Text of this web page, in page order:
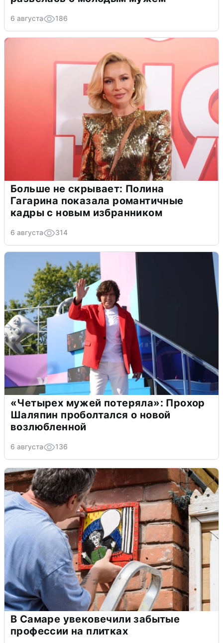
6 августа 186
Больше не скрывает: Полина
Гагарина показала романтичные
кадры с новым избранником
6 августа 314
«Четырех мужей потеряла»: Прохор
Шаляпин проболтался о новой
возлюбленной
6 августа 136
В Самаре увековечили забытые
профессии на плитках